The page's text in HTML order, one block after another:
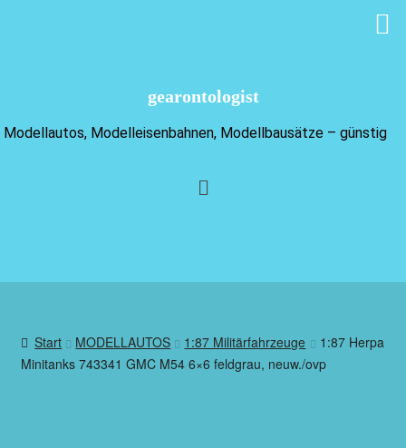
Modellautos, Modelleisenbahnen, Modellbausätze – günstig
Start MODELLAUTOS 1:87 Militärfahrzeuge
1:87 Herpa
Minitanks 743341 GMC M54 6×6 feldgrau, neuw./ovp
gearontologist